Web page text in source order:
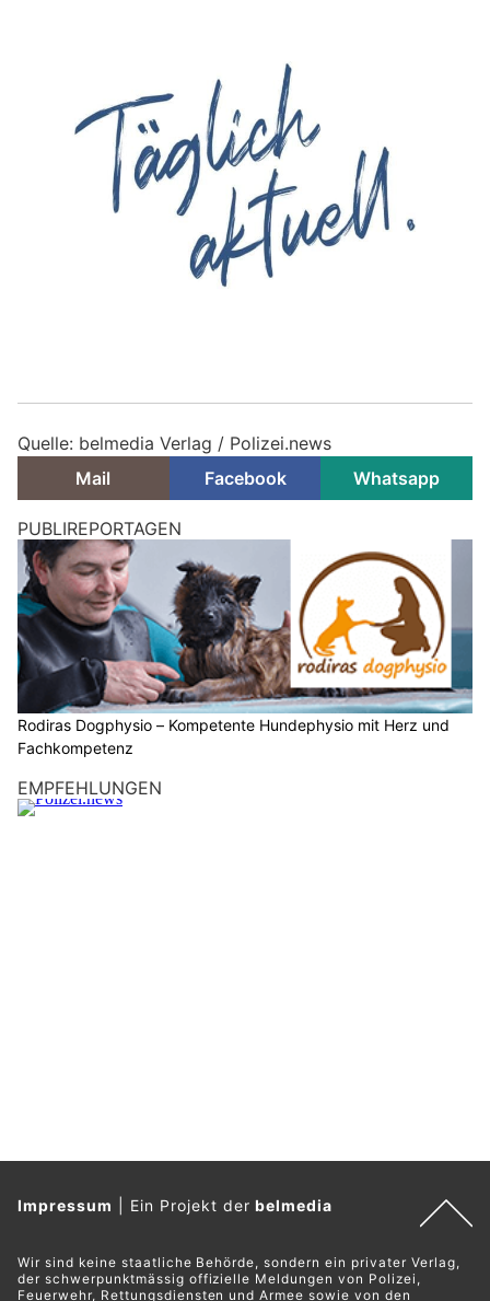
Quelle: belmedia Verlag / Polizei.news
Mail
Facebook Whatsapp
PUBLIREPORTAGEN
Rodiras Dogphysio – Kompetente Hundephysio mit Herz und
Fachkompetenz
EMPFEHLUNGEN
Impressum Ein Projekt derbelmedia
Wir sind keine staatliche Behörde, sondern ein privater Verlag,
der schwerpunktmässig offizielle Meldungen von Polizei,
Feuerwehr, Rettungsdiensten und Armee sowie von den